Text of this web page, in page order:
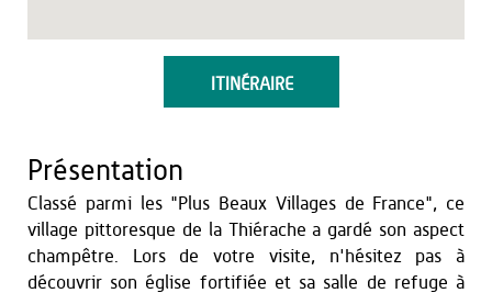
ITINÉRAIRE
Présentation
Classé parmi les "Plus Beaux Villages de France", ce
village pittoresque de la Thiérache a gardé son aspect
champêtre. Lors de votre visite, n'hésitez pas à
découvrir son église fortifiée et sa salle de refuge à